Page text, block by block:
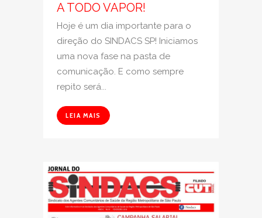
A TODO VAPOR!
Hoje é um dia importante para o
direção do SINDACS SP! Iniciamos
uma nova fase na pasta de
comunicação. E como sempre
repito será...
LEIA MAIS